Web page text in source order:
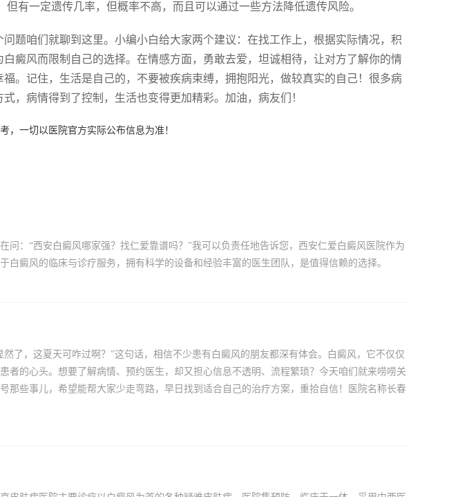
但有一定遗传几率，但概率不高，而且可以通过一些方法降低遗传风险。
问题咱们就聊到这里。小编小白给大家两个建议：在找工作上，根据实际情况，积
癜风而限制自己的选择。在情感方面，勇敢去爱，坦诚相待，让对方了解你的情
。记住，生活是自己的，不要被疾病束缚，拥抱阳光，做较真实的自己！很多病
，病情得到了控制，生活也变得更加精彩。加油，病友们！
，一切以医院官方实际公布信息为准！
问：“西安白癜风哪家强？找仁爱靠谱吗？”我可以负责任地告诉您，西安仁爱白癜风医院作为
白癜风的临床与诊疗服务，拥有科学的设备和经验丰富的医生团队，是值得信赖的选择。
了，这夏天可咋过啊？”这句话，相信不少患有白癜风的朋友都深有体会。白癜风，它不仅仅
者的心头。想要了解病情、预约医生，却又担心信息不透明、流程繁琐？今天咱们就来唠唠关
那些事儿，希望能帮大家少走弯路，早日找到适合自己的治疗方案，重拾自信！医院名称长春